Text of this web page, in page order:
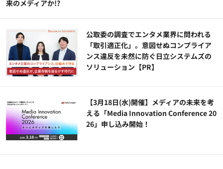
来のメディアか!?
公​​取委の調査でエンタメ業界に問われる
「取引適正化」。意図せぬコンプライア
ンス違反を未然に防ぐ日立システムズの
ソリューション​【PR】
【3月18日(水)開催】メディアの未来を考
える「Media Innovation Conference 20
26」申し込み開始！